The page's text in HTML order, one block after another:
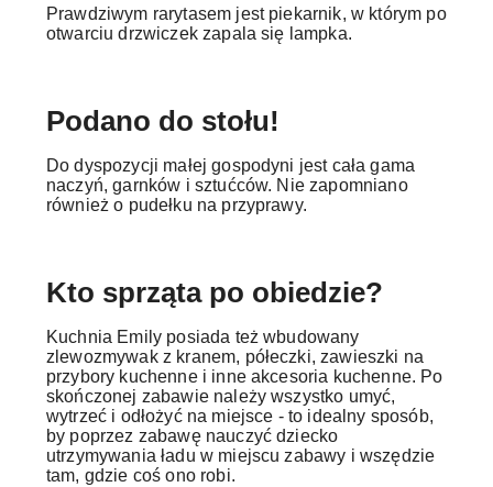
Prawdziwym rarytasem jest piekarnik, w którym po
otwarciu drzwiczek zapala się lampka.
Podano do stołu!
Do dyspozycji małej gospodyni jest cała gama
naczyń, garnków i sztućców. Nie zapomniano
również o pudełku na przyprawy.
Kto sprząta po obiedzie?
Kuchnia Emily posiada też wbudowany
zlewozmywak z kranem, półeczki, zawieszki na
przybory kuchenne i inne akcesoria kuchenne. Po
skończonej zabawie należy wszystko umyć,
wytrzeć i odłożyć na miejsce - to idealny sposób,
by poprzez zabawę nauczyć dziecko
utrzymywania ładu w miejscu zabawy i wszędzie
tam, gdzie coś ono robi.